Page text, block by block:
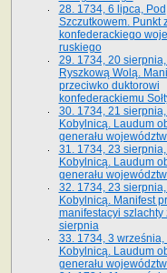
28. 1734, 6 lipca, Pod
Szczutkowem. Punkt
konfederackiego
ruskiego
29. 1734, 20 sierpnia,
Ryszkową Wolą.
przeciwko duktorowi
konfederackiemu
30. 1734, 21 sierpnia,
Kobylnicą. Laudum
generału
31. 1734, 23 sierpnia,
Kobylnicą. Laudum
generału
32. 1734, 23 sierpnia,
Kobylnicą. Manifest
manifestacyi szlachty
sierpnia
33. 1734, 3 września,
Kobylnicą. Laudum
generału